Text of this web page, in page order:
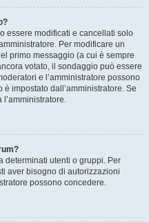
essere modificati e cancellati solo
Per modificare un
primo messaggio (a cui è sempre
votato, il sondaggio può essere
e l’amministratore possono
impostato dall’amministratore. Se
determinati utenti o gruppi. Per
aver bisogno di autorizzazioni
possono concedere.